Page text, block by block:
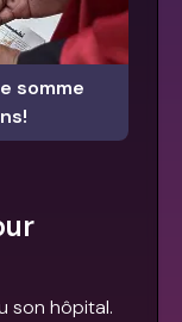
somme
son hôpital.